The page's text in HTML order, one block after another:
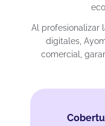
Al profesionalizar
digitales,
comercial,